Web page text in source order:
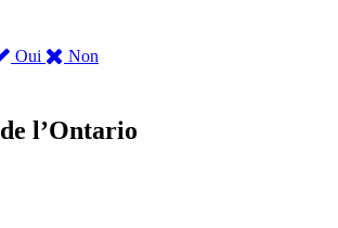
Oui ,
été
Non
m’a
l’Ontario